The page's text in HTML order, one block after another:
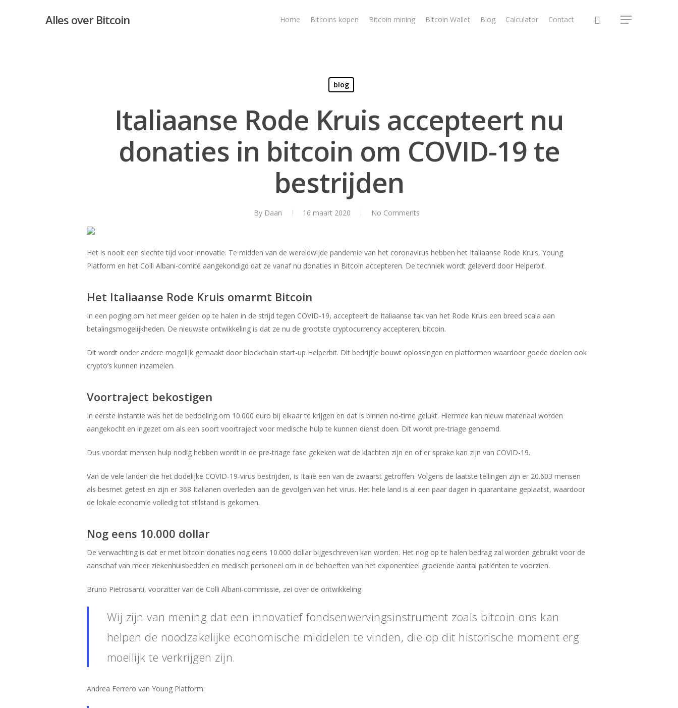
Hit enter to search or ESC to close
Alles over Bitcoin Home Bitcoins kopen Bitcoin mining Bitcoin Wallet Blog Calculator Contact
blog
Italiaanse Rode Kruis accepteert nu
donaties in bitcoin om COVID-19 te
bestrijden
By Daan 16 maart 2020 No Comments
Het is nooit een slechte tijd voor innovatie. Te midden van de wereldwijde pandemie van het coronavirus hebben het Italiaanse Rode Kruis, Young
Platform en het Colli Albani-comité aangekondigd dat ze vanaf nu donaties in Bitcoin accepteren. De techniek wordt geleverd door Helperbit.
Het Italiaanse Rode Kruis omarmt Bitcoin
In een poging om het meer gelden op te halen in de strijd tegen COVID-19, accepteert de Italiaanse tak van het Rode Kruis een breed scala aan
betalingsmogelijkheden. De nieuwste ontwikkeling is dat ze nu de grootste cryptocurrency accepteren; bitcoin.
Dit wordt onder andere mogelijk gemaakt door blockchain start-up Helperbit. Dit bedrijfje bouwt oplossingen en platformen waardoor goede doelen ook
crypto’s kunnen inzamelen.
Voortraject bekostigen
In eerste instantie was het de bedoeling om 10.000 euro bij elkaar te krijgen en dat is binnen no-time gelukt. Hiermee kan nieuw materiaal worden
aangekocht en ingezet om als een soort voortraject voor medische hulp te kunnen dienst doen. Dit wordt pre-triage genoemd.
Dus voordat mensen hulp nodig hebben wordt in de pre-triage fase gekeken wat de klachten zijn en of er sprake kan zijn van COVID-19.
Van de vele landen die het dodelijke COVID-19-virus bestrijden, is Italië een van de zwaarst getroffen. Volgens de laatste tellingen zijn er 20.603 mensen
als besmet getest en zijn er 368 Italianen overleden aan de gevolgen van het virus. Het hele land is al een paar dagen in quarantaine geplaatst, waardoor
de lokale economie volledig tot stilstand is gekomen.
Nog eens 10.000 dollar
De verwachting is dat er met bitcoin donaties nog eens 10.000 dollar bijgeschreven kan worden. Het nog op te halen bedrag zal worden gebruikt voor de
aanschaf van meer ziekenhuisbedden en medisch personeel om in de behoeften van het exponentieel groeiende aantal patiënten te voorzien.
Bruno Pietrosanti, voorzitter van de Colli Albani-commissie, zei over de ontwikkeling:
Wij zijn van mening dat een innovatief fondsenwervingsinstrument zoals bitcoin ons kan
helpen de noodzakelijke economische middelen te vinden, die op dit historische moment erg
moeilijk te verkrijgen zijn.
Andrea Ferrero van Young Platform: